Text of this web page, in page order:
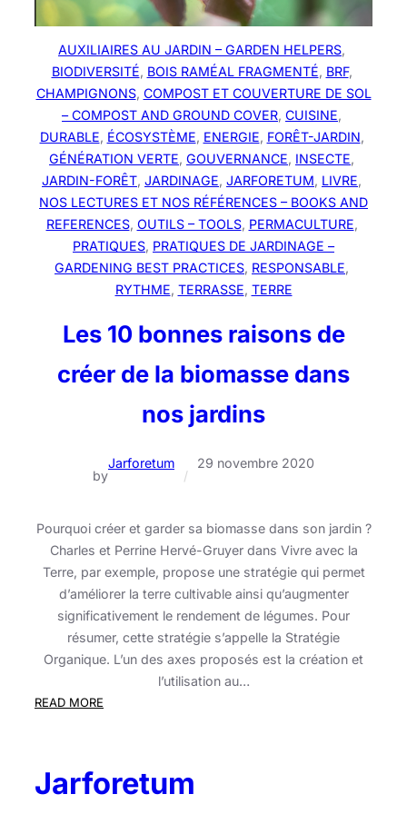
AUXILIAIRES AU JARDIN – GARDEN HELPERS
BIODIVERSITÉ, BOIS RAMÉAL FRAGMENTÉ, BRF
CHAMPIGNONS, COMPOST ET COUVERTURE DE SOL
– COMPOST AND GROUND COVER, CUISINE
DURABLE, ÉCOSYSTÈME, ENERGIE, FORÊT-JARDIN
GÉNÉRATION VERTE, GOUVERNANCE, INSECTE
JARDIN-FORÊT, JARDINAGE, JARFORETUM, LIVRE
NOS LECTURES ET NOS RÉFÉRENCES – BOOKS AND
REFERENCES, OUTILS – TOOLS, PERMACULTURE
PRATIQUES, PRATIQUES DE JARDINAGE –
GARDENING BEST PRACTICES, RESPONSABLE
RYTHME, TERRASSE, TERRE
Les 10 bonnes raisons de
créer de la biomasse dans
nos jardins
by
Jarforetum
/
29 novembre 2020
Pourquoi créer et garder sa biomasse dans son jardin ?
Charles et Perrine Hervé-Gruyer dans Vivre avec la
Terre, par exemple, propose une stratégie qui permet
d’améliorer la terre cultivable ainsi qu’augmenter
significativement le rendement de légumes. Pour
résumer, cette stratégie s’appelle la Stratégie
Organique. L’un des axes proposés est la création et
l’utilisation au…
READ MORE
raisons
Jarforetum